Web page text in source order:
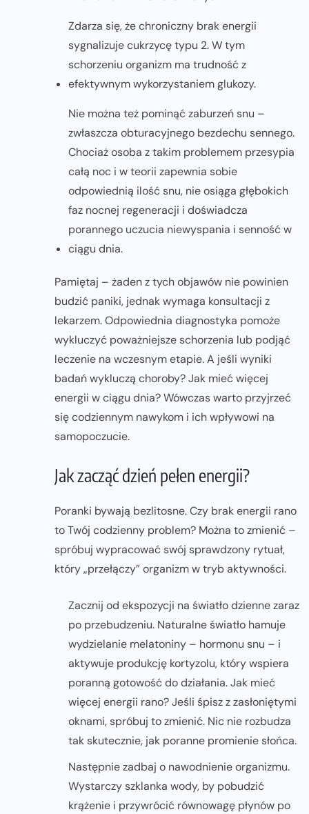
Zdarza się, że chroniczny brak energii
sygnalizuje cukrzycę typu 2. W tym
schorzeniu organizm ma trudność z
efektywnym wykorzystaniem glukozy.
Nie można też pominąć zaburzeń snu –
zwłaszcza obturacyjnego bezdechu sennego.
Chociaż osoba z takim problemem przesypia
całą noc i w teorii zapewnia sobie
odpowiednią ilość snu, nie osiąga głębokich
faz nocnej regeneracji i doświadcza
porannego uczucia niewyspania i senność w
ciągu dnia.
Pamiętaj – żaden z tych objawów nie powinien
budzić paniki, jednak wymaga konsultacji z
lekarzem. Odpowiednia diagnostyka pomoże
wykluczyć poważniejsze schorzenia lub podjąć
leczenie na wczesnym etapie. A jeśli wyniki
badań wykluczą choroby? Jak mieć więcej
energii w ciągu dnia? Wówczas warto przyjrzeć
się codziennym nawykom i ich wpływowi na
samopoczucie.
Jak zacząć dzień pełen energii?
Poranki bywają bezlitosne. Czy brak energii rano
to Twój codzienny problem? Można to zmienić –
spróbuj wypracować swój sprawdzony rytuał,
który „przełączy” organizm w tryb aktywności.
Zacznij od ekspozycji na światło dzienne zaraz
po przebudzeniu. Naturalne światło hamuje
wydzielanie melatoniny – hormonu snu – i
aktywuje produkcję kortyzolu, który wspiera
poranną gotowość do działania. Jak mieć
więcej energii rano? Jeśli śpisz z zasłoniętymi
oknami, spróbuj to zmienić. Nic nie rozbudza
tak skutecznie, jak poranne promienie słońca.
Następnie zadbaj o nawodnienie organizmu.
Wystarczy szklanka wody, by pobudzić
krążenie i przywrócić równowagę płynów po